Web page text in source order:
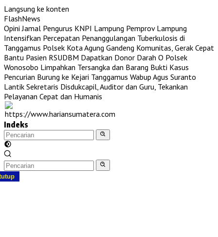
Langsung ke konten
FlashNews
Opini Jamal Pengurus KNPI Lampung Pemprov Lampung
Intensifkan Percepatan Penanggulangan Tuberkulosis di
Tanggamus Polsek Kota Agung Gandeng Komunitas, Gerak Cepat
Bantu Pasien RSUDBM Dapatkan Donor Darah O Polsek
Wonosobo Limpahkan Tersangka dan Barang Bukti Kasus
Pencurian Burung ke Kejari Tanggamus Wabup Agus Suranto
Lantik Sekretaris Disdukcapil, Auditor dan Guru, Tekankan
Pelayanan Cepat dan Humanis
Indeks